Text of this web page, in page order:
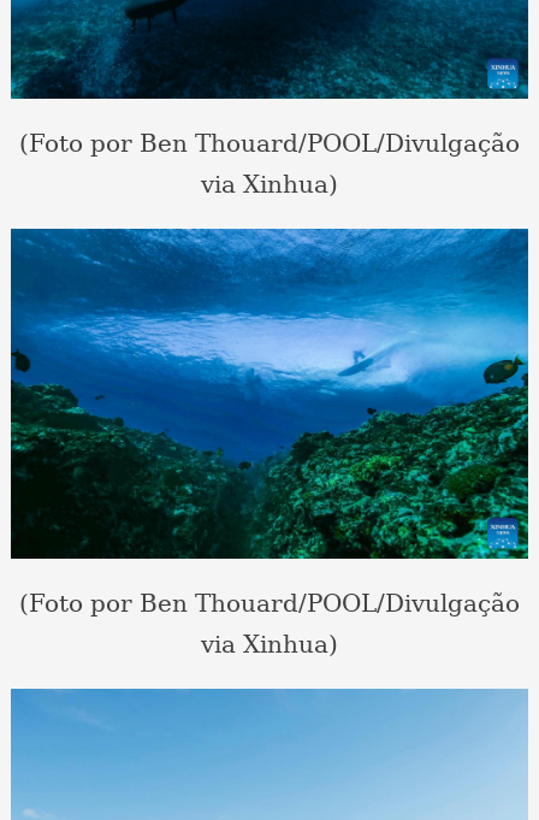
(Foto por Ben Thouard/POOL/Divulgação
via Xinhua)
(Foto por Ben Thouard/POOL/Divulgação
via Xinhua)